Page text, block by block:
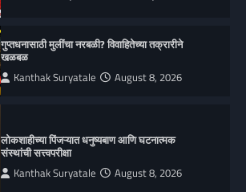
गुप्तधनासाठी मुलींचा नरबळी? विवाहितेच्या तक्रारीने
खळबळ
Kanthak Suryatale August 8, 2026
लोकशाहीच्या पिंजऱ्यात धनुष्यबाण आणि घटनात्मक
संस्थांची सत्त्वपरीक्षा
Kanthak Suryatale August 8, 2026